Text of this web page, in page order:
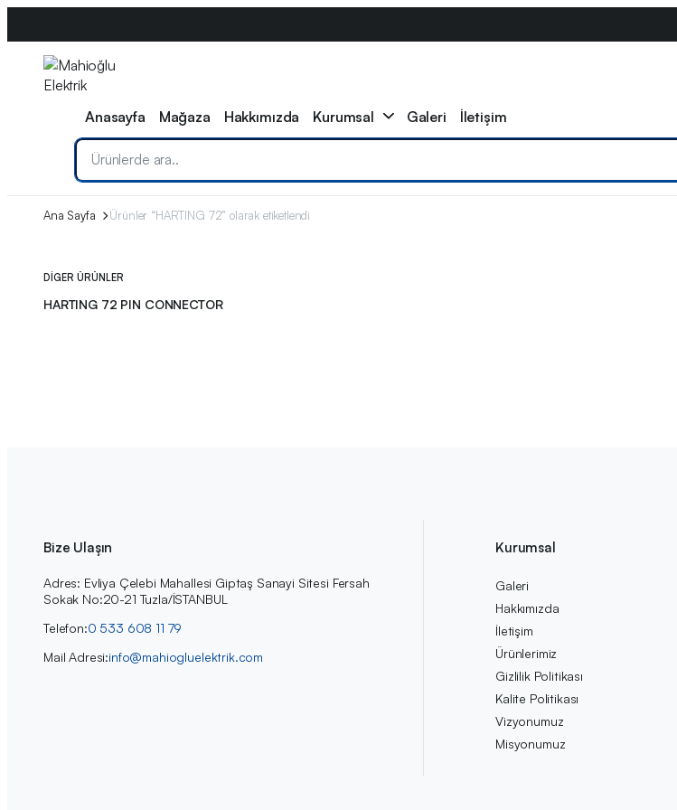
0533 608 11 79
Anasayfa Mağaza Hakkımızda Kurumsal Galeri İletişim
Ana Sayfa Ürünler “HARTING 72” olarak etiketlendi
DIGER ÜRÜNLER
HARTING 72 PIN CONNECTOR
Bize Ulaşın
Adres: Evliya Çelebi Mahallesi Giptaş Sanayi Sitesi Fersah
Sokak No:20-21 Tuzla/İSTANBUL
Telefon:0 533 608 11 79
Mail Adresi:info@mahiogluelektrik.com
Kurumsal
Galeri
Hakkımızda
İletişim
Ürünlerimiz
Gizlilik Politikası
Kalite Politikası
Vizyonumuz
Misyonumuz